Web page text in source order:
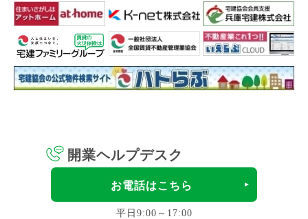
開業ヘルプデスク
お電話はこちら
平日9:00～17:00